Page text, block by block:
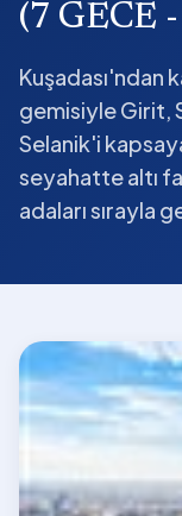
(7 GECE
Kuşadası'ndan
gemisiyle Girit,
Selanik'i
seyahatte altı
adaları sırayla